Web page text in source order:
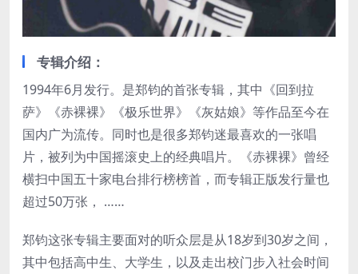
专辑介绍：
1994年6月发行。是郑钧的首张专辑，其中《回到拉
萨》《赤裸裸》《极乐世界》《灰姑娘》等作品至今在
国内广为流传。同时也是很多郑钧迷最喜欢的一张唱
片，被列为中国摇滚史上的经典唱片。《赤裸裸》曾经
横扫中国五十家电台排行榜榜首，而专辑正版发行量也
超过50万张， ……
郑钧这张专辑主要面对的听众层是从18岁到30岁之间，
其中包括高中生、大学生，以及走出校门步入社会时间